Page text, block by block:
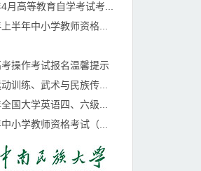
月高等教育自学考试考...
半年中小学教师资格...
操作考试报名温馨提示
训练、武术与民族传...
国大学英语四、六级...
小学教师资格考试（...